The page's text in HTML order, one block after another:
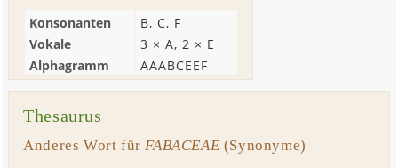
Konsonanten B, C, F
Vokale
3 ×A, 2 × E
Alphagramm
AAABCEEF
Thesaurus
Anderes Wort fürFABACEAE (Synonyme)